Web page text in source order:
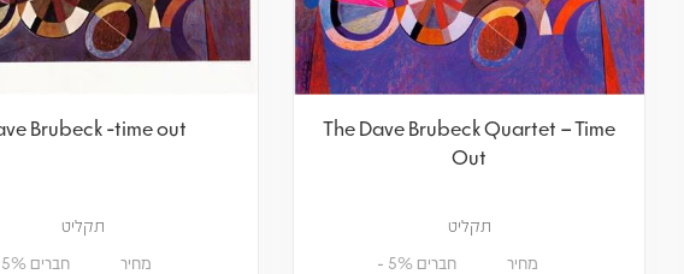
The Dave Brubeck Quartet – Time
Out
תקליט
מחיר חברים 5% -
Brubeck -time out
תקליט
מחיר חברים 5% -